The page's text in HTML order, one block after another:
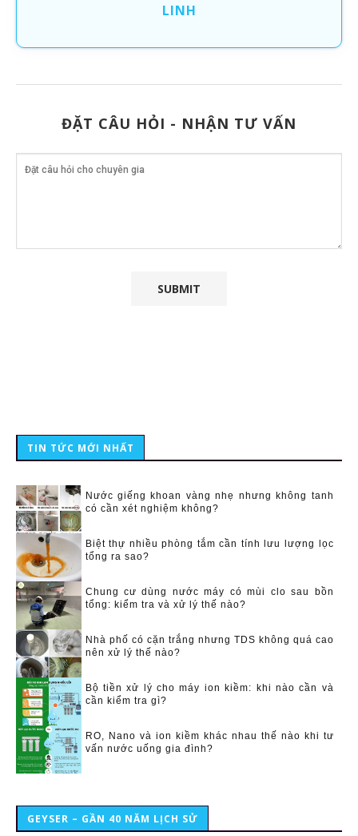
LINH
ĐẶT CÂU HỎI - NHẬN TƯ VẤN
TIN TỨC MỚI NHẤT
Nước giếng khoan vàng nhẹ nhưng không tanh
có cần xét nghiệm không?
Biệt thự nhiều phòng tắm cần tính lưu lượng lọc
tổng ra sao?
Chung cư dùng nước máy có mùi clo sau bồn
tổng: kiểm tra và xử lý thế nào?
Nhà phố có cặn trắng nhưng TDS không quá cao
nên xử lý thế nào?
Bộ tiền xử lý cho máy ion kiềm: khi nào cần và
cần kiểm tra gì?
RO, Nano và ion kiềm khác nhau thế nào khi tư
vấn nước uống gia đình?
GEYSER – GẦN 40 NĂM LỊCH SỬ